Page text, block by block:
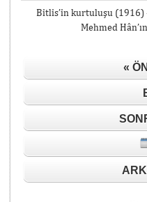
Bitlis’in kurtuluşu (1916)
Mehmed
«